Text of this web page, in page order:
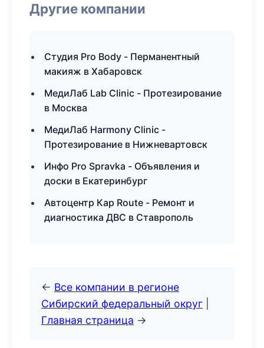
Другие компании
Студия Pro Body - Перманентный
макияж в Хабаровск
МедиЛаб Lab Clinic - Протезирование
в Москва
МедиЛаб Harmony Clinic -
Протезирование в Нижневартовск
Инфо Pro Spravka - Объявления и
доски в Екатеринбург
Автоцентр Кар Route - Ремонт и
диагностика ДВС в Ставрополь
← Все компании в регионе
Сибирский федеральный округ
Главная страница →